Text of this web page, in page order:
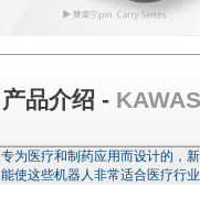
产品介绍 -
专为医疗和制药应用而设计的，
能使这些机器人非常适合医疗行